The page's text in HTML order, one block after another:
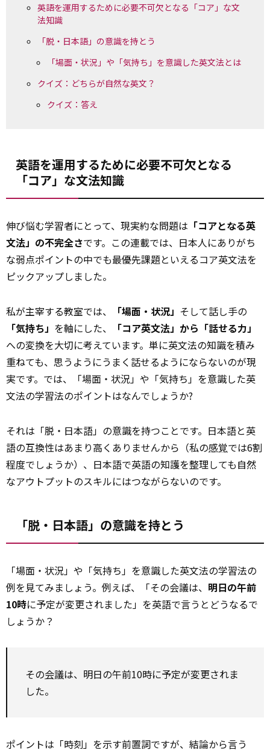
英語を運用するために必要不可欠となる「コア」な文
法知識
「脱・日本語」の意識を持とう
「場面・状況」や「気持ち」を意識した英文法とは
クイズ：どちらが自然な英文？
クイズ：答え
英語を運用するために必要不可欠となる
「コア」な文法知識
伸び悩む学習者にとって、現実約な問題は 「コアとなる英
文法」の不完全さです。この連載では、日本人にありがち
な弱点ポイントの中でも最優先課題といえるコア英文法を
ピックアップしました。
私が主宰する教室では、 「場面・状況」 そして話し手の
「気持ち」 を軸にした、
「コア英文法」から「話せる力」
への変換を大切に考えています。単に英文法の知識を積み
重ねても、思うようにうまく話せるようにならないのが現
実です。では、「場面・状況」や「気持ち」を意識した英
文法の学習法のポイントはなんでしょうか?
それは「脱・日本語」の意識を持つことです。日本語と英
語の互換性はあまり高くありませんから（私の感覚では6割
程度でしょうか）、日本語で英語の知護を整理しても自然
なアウトプットのスキルにはつながらないのです。
「脱・日本語」の意識を持とう
「場面・状況」や「気持ち」を意識した英文法の学習法の
例を見てみましょう。例えば、「その会議は、 明日の午前
10時に予定が変更されました」を英語で言うとどうなるで
しょうか？
その会議は、明日の午前10時に予定が変更されま
した。
ポイントは「時刻」を示す前置詞ですが、結論から言う